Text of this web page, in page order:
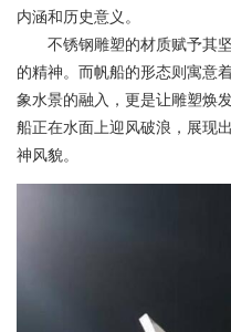
内涵和历史意义。
不锈钢雕塑的材质赋予其坚
的精神。而帆船的形态则寓意
象水景的融入，更是让雕塑焕
船正在水面上迎风破浪，展现
神风貌。